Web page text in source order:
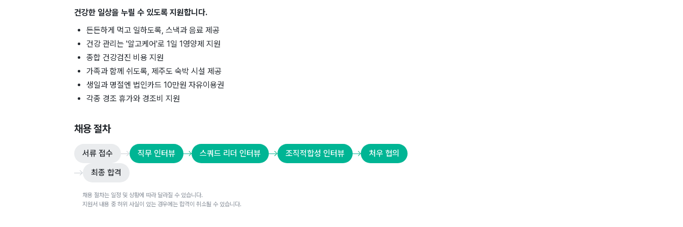
건강한 일상을 누릴 수 있도록 지원합니다.
든든하게 먹고 일하도록, 스낵과 음료 제공
건강 관리는 '알고케어'로 1일 1영양제 지원
종합 건강검진 비용 지원
가족과 함께 쉬도록, 제주도 숙박 시설 제공
생일과 명절엔 법인카드 10만원 자유이용권
각종 경조 휴가와 경조비 지원
채용 절차
서류 접수 직무 인터뷰 스쿼드 리더 인터뷰 조직적합성 인터뷰
처우 협의
최종 합격
채용 절차는 일정 및 상황에 따라 달라질 수 있습니다.
지원서 내용 중 허위 사실이 있는 경우에는 합격이 취소될 수 있습니다.